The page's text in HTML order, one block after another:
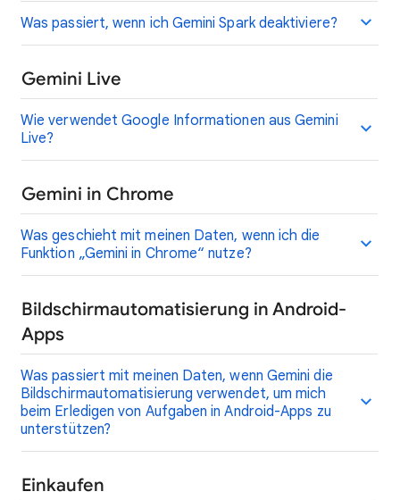
Was passiert, wenn ich Gemini Spark deaktiviere?
Gemini Live
Wie verwendet Google Informationen aus Gemini
Live?
Gemini in Chrome
Was geschieht mit meinen Daten, wenn ich die
Funktion „Gemini in Chrome“ nutze?
Bildschirmautomatisierung in Android-
Apps
Was passiert mit meinen Daten, wenn Gemini die
Bildschirmautomatisierung verwendet, um mich
beim Erledigen von Aufgaben in Android-Apps zu
unterstützen?
Einkaufen